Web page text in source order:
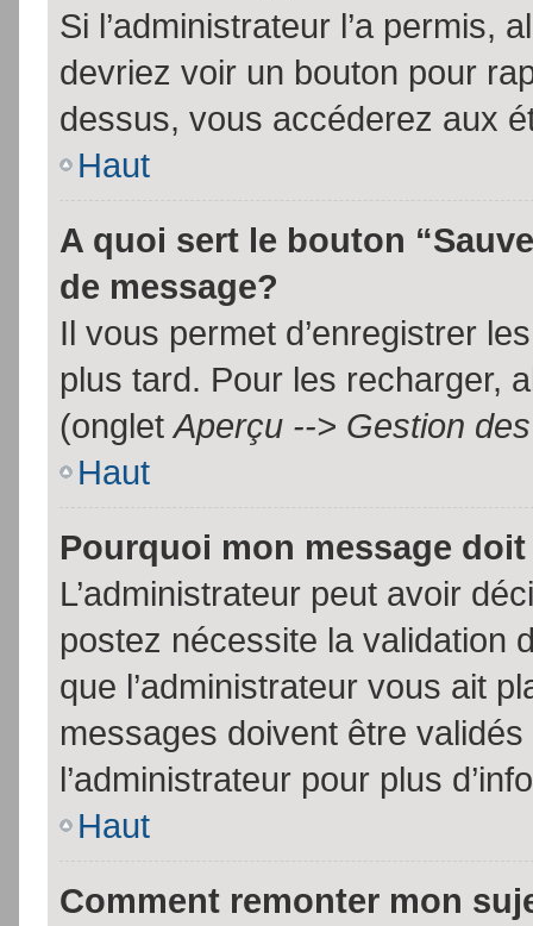
Si l’administrateur l’a permis,
devriez voir un bouton pour
dessus, vous accéderez aux
Haut
A quoi sert le bouton
de message?
Il vous permet d’enregistrer
plus tard. Pour les recharger,
(ongletAperçu --> Gestion
Haut
Pourquoi mon message
L’administrateur peut avoir
postez nécessite la validation
que l’administrateur vous ait
messages doivent être
l’administrateur pour plus
Haut
Comment remonter mon